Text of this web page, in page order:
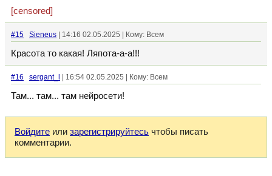
[censored]
#15 Sieneus | 14:16 02.05.2025 | Кому: Всем
Красота то какая! Ляпота-а-а!!!
#16 sergant_l | 16:54 02.05.2025 | Кому: Всем
Там... там... там нейросети!
Войдите или зарегистрируйтесь чтобы писать
комментарии.